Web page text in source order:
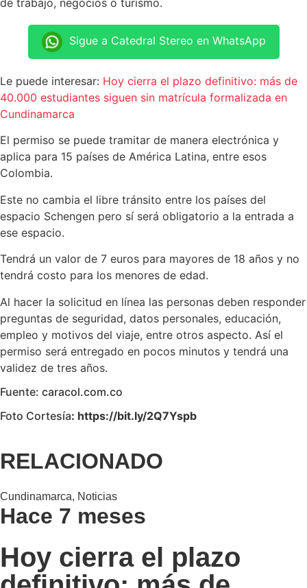
de trabajo, negocios o turismo.
Sigue a Catedral Stereo en WhatsApp
Le puede interesar: Hoy cierra el plazo definitivo: más de
40.000 estudiantes siguen sin matrícula formalizada en
Cundinamarca
El permiso se puede tramitar de manera electrónica y
aplica para 15 países de América Latina, entre esos
Colombia.
Este no cambia el libre tránsito entre los países del
espacio Schengen pero sí será obligatorio a la entrada a
ese espacio.
Tendrá un valor de 7 euros para mayores de 18 años y no
tendrá costo para los menores de edad.
Al hacer la solicitud en línea las personas deben responder
preguntas de seguridad, datos personales, educación,
empleo y motivos del viaje, entre otros aspecto. Así el
permiso será entregado en pocos minutos y tendrá una
validez de tres años.
Fuente: caracol.com.co
Foto Cortesía: https://bit.ly/2Q7Yspb
RELACIONADO
Cundinamarca, Noticias
Hace 7 meses
Hoy cierra el plazo